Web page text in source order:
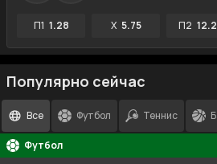
П1 1.28 X 5.75 П2
Популярно сейчас
Все Футбол Теннис
Футбол